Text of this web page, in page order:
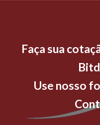
Faça sua
Use nosso